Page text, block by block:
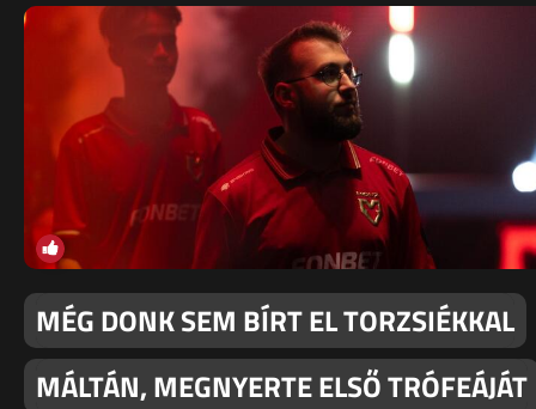
MÉG DONK SEM BÍRT EL TORZSIÉKKAL
MÁLTÁN, MEGNYERTE ELSŐ TRÓFEÁJÁT